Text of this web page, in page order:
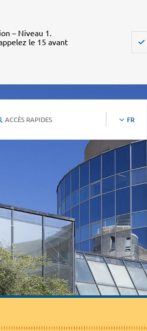
– Niveau 1.
le 15 avant
ACCÈS RAPIDES FR